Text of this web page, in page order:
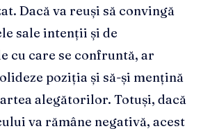
Dacă va reuși să convingă
sale intenții și de
cu care se confruntă, ar
poziția și să-și mențină
alegătorilor. Totuși, dacă
va rămâne negativă, acest